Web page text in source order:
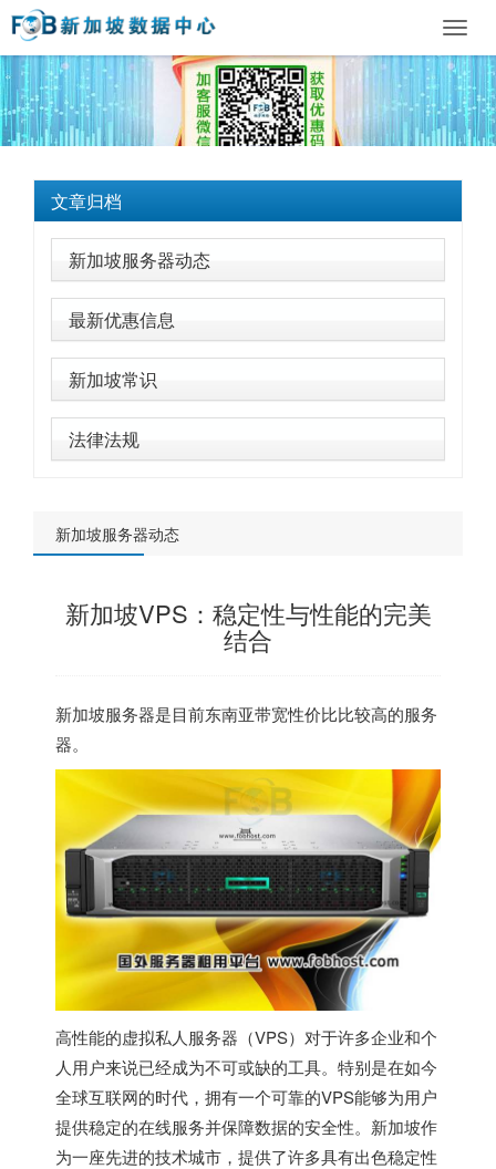
文章归档
新加坡服务器动态
最新优惠信息
新加坡常识
法律法规
新加坡服务器动态
新加坡VPS：稳定性与性能的完美
结合
新加坡服务器是目前东南亚带宽性价比比较高的服务
器。
高性能的虚拟私人服务器（VPS）对于许多企业和个
人用户来说已经成为不可或缺的工具。特别是在如今
全球互联网的时代，拥有一个可靠的VPS能够为用户
提供稳定的在线服务并保障数据的安全性。新加坡作
为一座先进的技术城市，提供了许多具有出色稳定性